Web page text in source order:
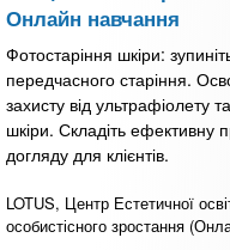
Онлайн навчання
Фотостаріння шкіри:
передчасного старіння.
захисту від ультрафіолету
шкіри. Складіть ефективну
догляду для клієнтів.
LOTUS, Центр Естетичної
особистісного зростання